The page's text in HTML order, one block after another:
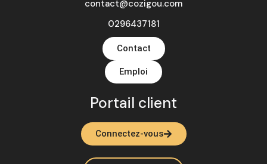
contact@cozigou.com
0296437181
Contact
Emploi
Portail client
Connectez-vous